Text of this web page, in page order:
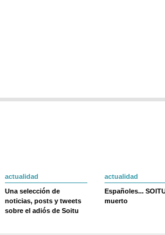
actualidad
Una selección de
noticias, posts y tweets
sobre el adiós de Soitu
actualidad
Españoles...
muerto